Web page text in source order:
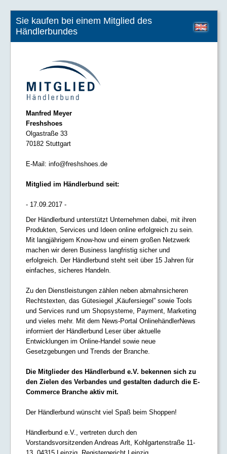
Sie kaufen bei einem Mitglied des
Händlerbundes
Manfred Meyer
Freshshoes
Olgastraße 33
70182 Stuttgart
E-Mail: info@freshshoes.de
Mitglied im Händlerbund seit:
- 17.09.2017 -
Der Händlerbund unterstützt Unternehmen dabei, mit ihren
Produkten, Services und Ideen online erfolgreich zu sein.
Mit langjährigem Know-how und einem großen Netzwerk
machen wir deren Business langfristig sicher und
erfolgreich. Der Händlerbund steht seit über 15 Jahren für
einfaches, sicheres Handeln.
Zu den Dienstleistungen zählen neben abmahnsicheren
Rechtstexten, das Gütesiegel „Käufersiegel” sowie Tools
und Services rund um Shopsysteme, Payment, Marketing
und vieles mehr. Mit dem News-Portal OnlinehändlerNews
informiert der Händlerbund Leser über aktuelle
Entwicklungen im Online-Handel sowie neue
Gesetzgebungen und Trends der Branche.
Die Mitglieder des Händlerbund e.V. bekennen sich zu
den Zielen des Verbandes und gestalten dadurch die E-
Commerce Branche aktiv mit.
Der Händlerbund wünscht viel Spaß beim Shoppen!
Händlerbund e.V., vertreten durch den
Vorstandsvorsitzenden Andreas Arlt, Kohlgartenstraße 11-